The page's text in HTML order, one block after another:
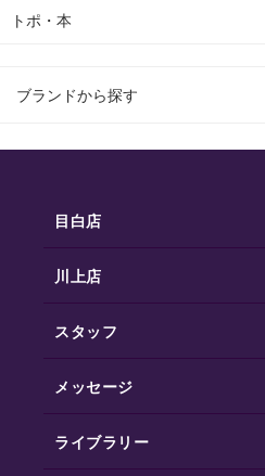
トポ・本
ブランドから探す
目白店
川上店
スタッフ
メッセージ
ライブラリー